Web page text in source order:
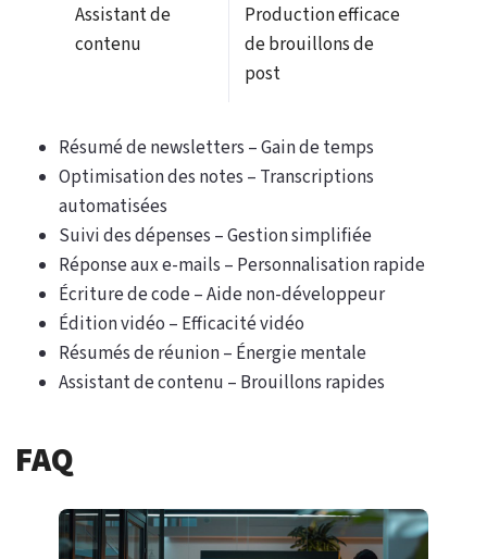
Assistant de
contenu
Production efficace
de brouillons de
post
Résumé de newsletters – Gain de temps
Optimisation des notes – Transcriptions
automatisées
Suivi des dépenses – Gestion simplifiée
Réponse aux e-mails – Personnalisation rapide
Écriture de code – Aide non-développeur
Édition vidéo – Efficacité vidéo
Résumés de réunion – Énergie mentale
Assistant de contenu – Brouillons rapides
FAQ